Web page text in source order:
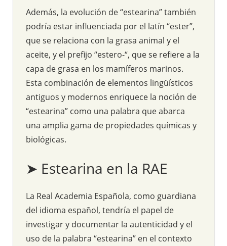
Además, la evolución de “estearina” también
podría estar influenciada por el latín “ester”,
que se relaciona con la grasa animal y el
aceite, y el prefijo “estero-“, que se refiere a la
capa de grasa en los mamíferos marinos.
Esta combinación de elementos lingüísticos
antiguos y modernos enriquece la noción de
“estearina” como una palabra que abarca
una amplia gama de propiedades químicas y
biológicas.
➤ Estearina en la RAE
La Real Academia Española, como guardiana
del idioma español, tendría el papel de
investigar y documentar la autenticidad y el
uso de la palabra “estearina” en el contexto